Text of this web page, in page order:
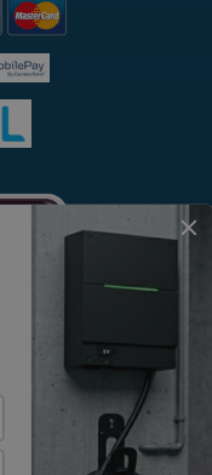
og